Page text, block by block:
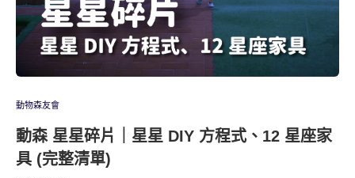
動物森友會
動森 星星碎片｜星星 DIY 方程式、12 星座家
具 (完整清單)